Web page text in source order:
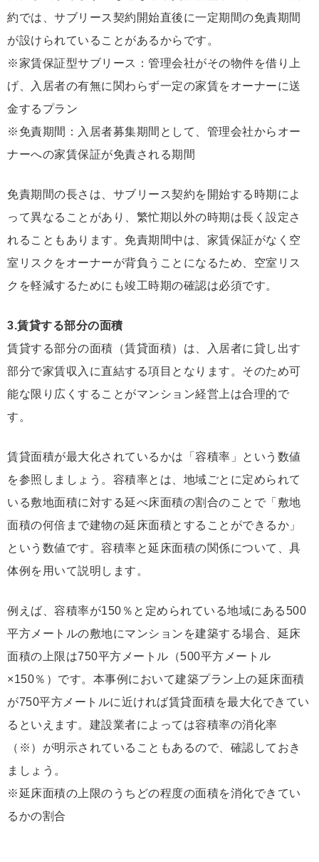
約では、サブリース契約開始直後に一定期間の免責期間
が設けられていることがあるからです。
※家賃保証型サブリース：管理会社がその物件を借り上
げ、入居者の有無に関わらず一定の家賃をオーナーに送
金するプラン
※免責期間：入居者募集期間として、管理会社からオー
ナーへの家賃保証が免責される期間
免責期間の長さは、サブリース契約を開始する時期によ
って異なることがあり、繁忙期以外の時期は長く設定さ
れることもあります。免責期間中は、家賃保証がなく空
室リスクをオーナーが背負うことになるため、空室リス
クを軽減するためにも竣工時期の確認は必須です。
3.賃貸する部分の面積
賃貸する部分の面積（賃貸面積）は、入居者に貸し出す
部分で家賃収入に直結する項目となります。そのため可
能な限り広くすることがマンション経営上は合理的で
す。
賃貸面積が最大化されているかは「容積率」という数値
を参照しましょう。容積率とは、地域ごとに定められて
いる敷地面積に対する延べ床面積の割合のことで「敷地
面積の何倍まで建物の延床面積とすることができるか」
という数値です。容積率と延床面積の関係について、具
体例を用いて説明します。
例えば、容積率が150％と定められている地域にある500
平方メートルの敷地にマンションを建築する場合、延床
面積の上限は750平方メートル（500平方メートル
×150％）です。本事例において建築プラン上の延床面積
が750平方メートルに近ければ賃貸面積を最大化できてい
るといえます。建設業者によっては容積率の消化率
（※）が明示されていることもあるので、確認しておき
ましょう。
※延床面積の上限のうちどの程度の面積を消化できてい
るかの割合